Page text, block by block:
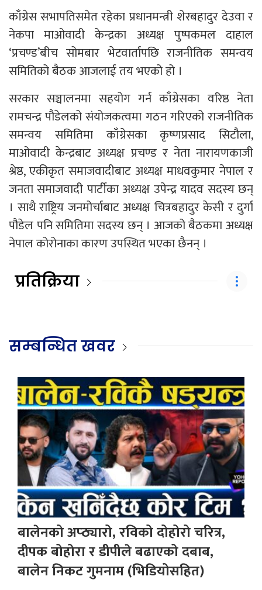
काँग्रेस सभापतिसमेत रहेका प्रधानमन्त्री शेरबहादुर देउवा र
नेकपा माओवादी केन्द्रका अध्यक्ष पुष्पकमल दाहाल
‘प्रचण्ड’बीच सोमबार भेटवार्तापछि राजनीतिक समन्वय
समितिको बैठक आजलाई तय भएको हो ।
सरकार सञ्चालनमा सहयोग गर्न काँग्रेसका वरिष्ठ नेता
रामचन्द्र पौडेलको संयोजकत्वमा गठन गरिएको राजनीतिक
समन्वय समितिमा काँग्रेसका कृष्णप्रसाद सिटौला,
माओवादी केन्द्रबाट अध्यक्ष प्रचण्ड र नेता नारायणकाजी
श्रेष्ठ, एकीकृत समाजवादीबाट अध्यक्ष माधवकुमार नेपाल र
जनता समाजवादी पार्टीका अध्यक्ष उपेन्द्र यादव सदस्य छन्
। साथै राष्ट्रिय जनमोर्चाबाट अध्यक्ष चित्रबहादुर केसी र दुर्गा
पौडेल पनि समितिमा सदस्य छन् । आजको बैठकमा अध्यक्ष
नेपाल कोरोनाका कारण उपस्थित भएका छैनन् ।
प्रतिक्रिया
सम्बन्धित खवर
बालेनको अप्ठ्यारो, रविको दोहोरो चरित्र,
दीपक बोहोरा र डीपीले बढाएको दबाब,
बालेन निकट गुमनाम (भिडियोसहित)